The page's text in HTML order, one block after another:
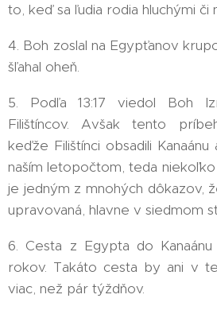
to, keď sa ľudia rodia hluchými či
4. Boh zoslal na Egypťanov
šľahal oheň.
5. Podľa 13:17 viedol Boh
Filištíncov. Avšak tento
keďže Filištínci obsadili
naším letopočtom, teda
je jedným z mnohých dôkazov,
upravovaná, hlavne v siedmom
6. Cesta z Egypta do
rokov. Takáto cesta by ani v
viac, než pár týždňov.